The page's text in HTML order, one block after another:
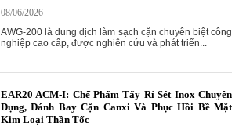
08/06/2026
AWG-200 là dung dịch làm sạch cặn chuyên biệt công
nghiệp cao cấp, được nghiên cứu và phát triển...
EAR20 ACM-I: Chế Phẩm Tẩy Rỉ Sét Inox Chuyên
Dụng, Đánh Bay Cặn Canxi Và Phục Hồi Bề Mặt
Kim Loại Thần Tốc